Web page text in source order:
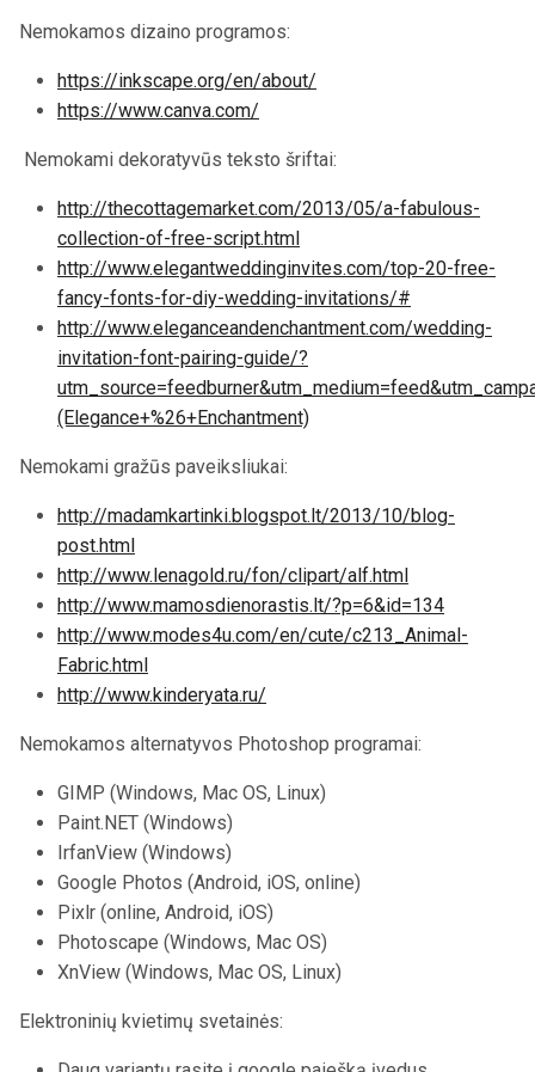
https://inkscape.org/en/about/
http://thecottagemarket.com/2013/05/a-fabulous-
collection-of-free-script.html
http://www.elegantweddinginvites.com/top-20-free-
fancy-fonts-for-diy-wedding-invitations/#
http://www.eleganceandenchantment.com/wedding-
invitation-font-pairing-guide/?
http://madamkartinki.blogspot.lt/2013/10/blog-
post.html
http://www.lenagold.ru/fon/clipart/alf.html
http://www.mamosdienorastis.lt/?p=6&id=134
http://www.modes4u.com/en/cute/c213_Animal-
Fabric.html
GIMP (Windows, Mac OS, Linux)
Paint.NET (Windows)
IrfanView (Windows)
Google Photos (Android, iOS, online)
Pixlr (online, Android, iOS)
Photoscape (Windows, Mac OS)